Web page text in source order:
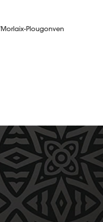
Plougonven